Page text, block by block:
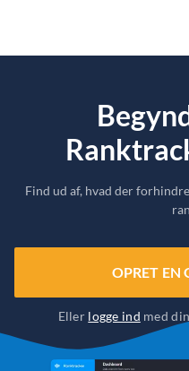
Find ud af, hvad der
OPRET EN
Eller logge ind med